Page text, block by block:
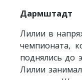
Дармштадт
Лилии в
чемпионата,
поднялись до
Лилии